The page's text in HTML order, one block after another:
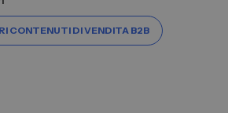
CONTENUTI DI VENDITA B2B